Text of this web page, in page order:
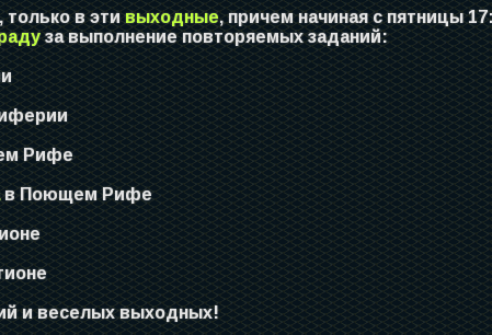
в этивыходные, причем начиная с пятницы
за выполнение повторяемых заданий:
Рифе
в Поющем Рифе
и веселых выходных!